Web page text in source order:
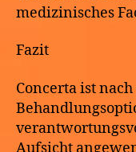
medizinisches
Fazit
Concerta ist
Aufsicht